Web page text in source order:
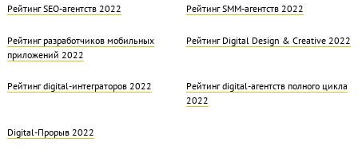
Рейтинг SEO-агентств 2022 Рейтинг SMM-агентств 2022
Рейтинг разработчиков мобильных
приложений 2022
Рейтинг Digital Design & Creative 2022
Рейтинг digital-интеграторов 2022
Рейтинг digital-агентств полного цикла
2022
Digital-Прорыв 2022